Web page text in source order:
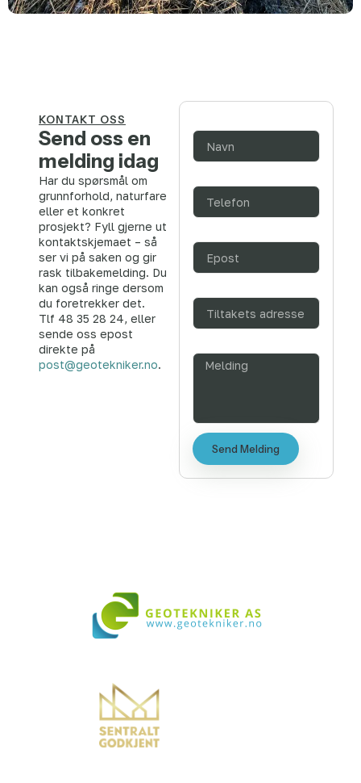
KONTAKT OSS
Send oss en
melding idag
Har du spørsmål om
grunnforhold, naturfare
eller et konkret
prosjekt? Fyll gjerne ut
kontaktskjemaet – så
ser vi på saken og gir
rask tilbakemelding. Du
kan også ringe dersom
du foretrekker det.
Tlf 48 35 28 24, eller
sende oss epost
direkte på
post@geotekniker.no.
Send Melding